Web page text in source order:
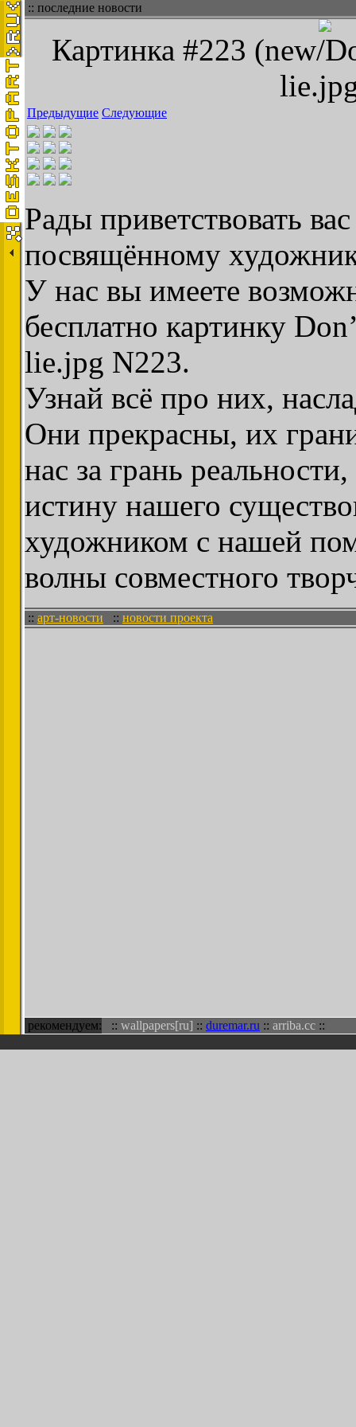
:: последние новости
Картинка #223 (new/
Предыдущие Следующие
Рады приветствовать
посвящённому
У нас вы имеете
бесплатно картинку
lie.jpg N223.
Узнай всё про них,
Они прекрасны, их
нас за грань
истину нашего
художником с нашей
волны совместного
:: арт-новости :: новости проекта
рекомендуем: :: wallpapers[ru] :: duremar.ru :: arriba.cc ::